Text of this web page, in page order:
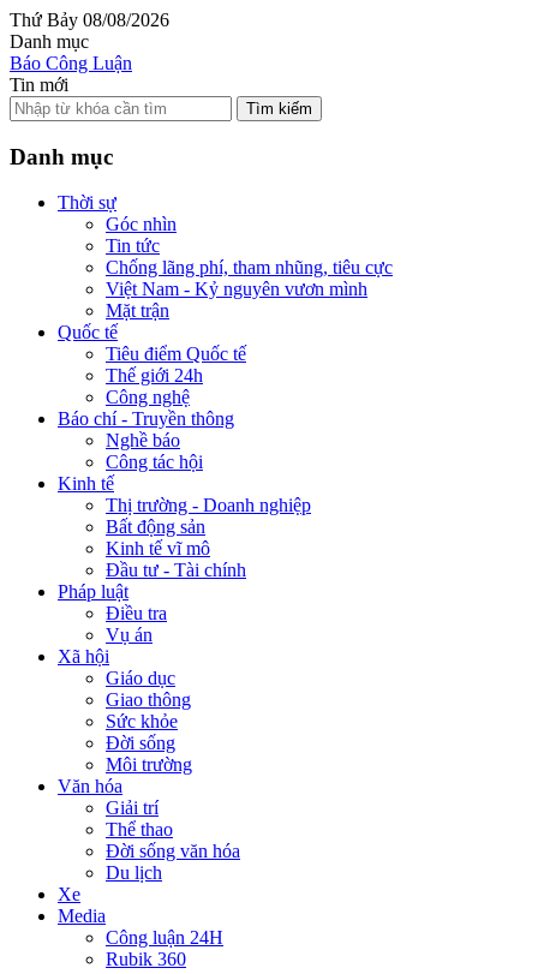
Thứ Bảy 08/08/2026
Danh mục
Báo Công Luận
Tin mới
Tìm kiếm
Danh mục
Thời sự
Góc nhìn
Tin tức
Chống lãng phí, tham nhũng, tiêu cực
Việt Nam - Kỷ nguyên vươn mình
Mặt trận
Quốc tế
Tiêu điểm Quốc tế
Thế giới 24h
Công nghệ
Báo chí - Truyền thông
Nghề báo
Công tác hội
Kinh tế
Thị trường - Doanh nghiệp
Bất động sản
Kinh tế vĩ mô
Đầu tư - Tài chính
Pháp luật
Điều tra
Vụ án
Xã hội
Giáo dục
Giao thông
Sức khỏe
Đời sống
Môi trường
Văn hóa
Giải trí
Thể thao
Đời sống văn hóa
Du lịch
Xe
Media
Công luận 24H
Rubik 360